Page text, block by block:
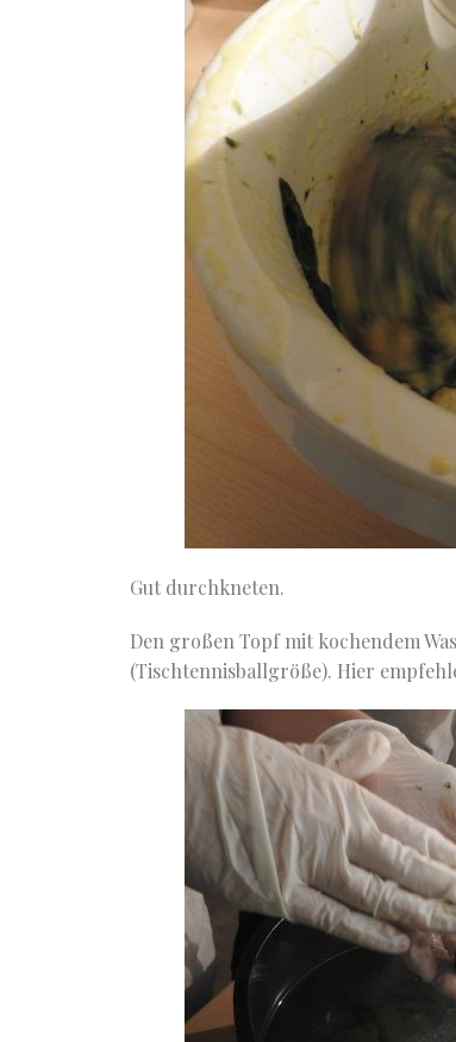
Gut durchkneten.
Den großen Topf mit kochendem
(Tischtennisballgröße). Hier